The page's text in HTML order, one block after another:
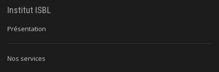
Institut ISBL
Présentation
Nos services